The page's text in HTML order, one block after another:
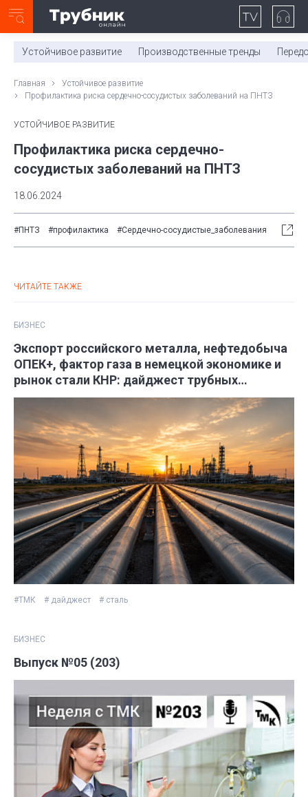
0:00/ 11:03
Устойчивое развитие Производственные тренды
Главная
Устойчивое развитие
Профилактика риска сердечно-сосудистых заболеваний на ПНТЗ
УСТОЙЧИВОЕ РАЗВИТИЕ
Профилактика риска сердечно-
сосудистых заболеваний на ПНТЗ
18.06.2024
#ПНТЗ #профилактика #Сердечно-сосудистые_заболевания
ЧИТАЙТЕ ТАКЖЕ
БИЗНЕС
Экспорт российского металла, нефтедобыча
ОПЕК+, фактор газа в немецкой экономике и
рынок стали КНР: дайджест трубных
новостей
#ТМК # дайджест # сталь
БИЗНЕС
Выпуск №05 (203)